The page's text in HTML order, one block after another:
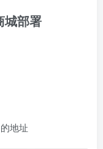
城部署
地址